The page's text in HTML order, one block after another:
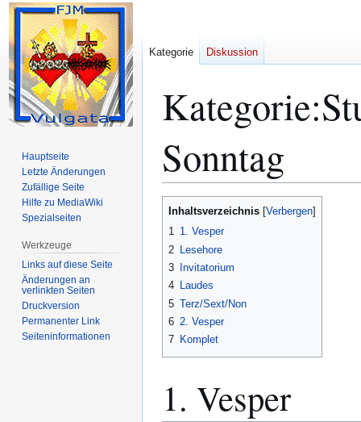
Kategorie:
Sonntag
Zur
Zur
Inhaltsverzeichnis
1 1. Vesper
2
Lesehore
3
Invitatorium
4 Laudes
5 Terz/Sext/Non
6 2. Vesper
7 Komplet
1. Vesper
Kategorie Diskussion
Hauptseite
Letzte Änderungen
Zufällige Seite
Hilfe zu MediaWiki
Spezialseiten
Werkzeuge
Links auf diese Seite
Änderungen an
verlinkten Seiten
Druckversion
Permanenter Link
Seiten­­informationen